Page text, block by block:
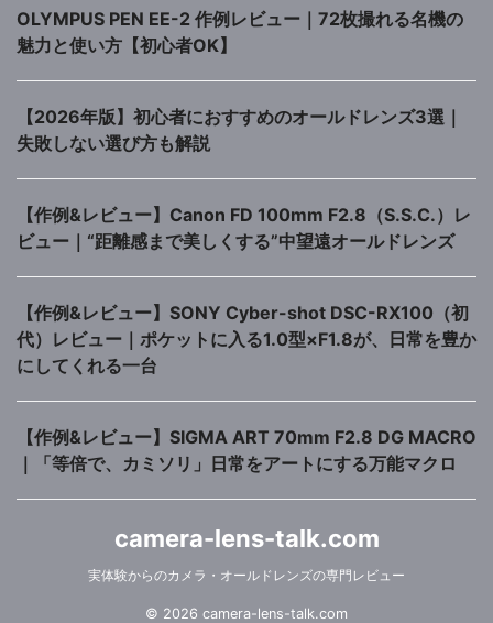
OLYMPUS PEN EE-2 作例レビュー｜72枚撮れる名機の
魅力と使い方【初心者OK】
【2026年版】初心者におすすめのオールドレンズ3選｜
失敗しない選び方も解説
【作例&レビュー】Canon FD 100mm F2.8（S.S.C.）レ
ビュー｜“距離感まで美しくする”中望遠オールドレンズ
【作例&レビュー】SONY Cyber-shot DSC-RX100（初
代）レビュー｜ポケットに入る1.0型×F1.8が、日常を豊か
にしてくれる一台
【作例&レビュー】SIGMA ART 70mm F2.8 DG MACRO
｜「等倍で、カミソリ」日常をアートにする万能マクロ
camera-lens-talk.com
実体験からのカメラ・オールドレンズの専門レビュー
© 2026 camera-lens-talk.com